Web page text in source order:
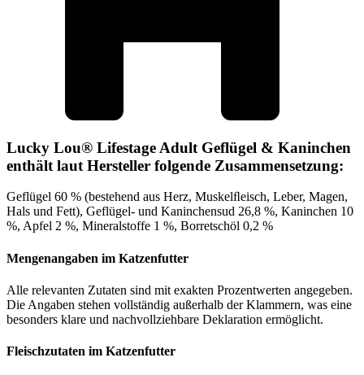
Lucky Lou® Lifestage Adult Geflügel & Kaninchen
enthält laut Hersteller folgende Zusammensetzung:
Geflügel 60 % (bestehend aus Herz, Muskelﬂeisch, Leber, Magen,
Hals und Fett), Geflügel- und Kaninchensud 26,8 %, Kaninchen 10
%, Apfel 2 %, Mineralstoffe 1 %, Borretschöl 0,2 %
Mengenangaben im Katzenfutter
Alle relevanten Zutaten sind mit exakten Prozentwerten angegeben.
Die Angaben stehen vollständig außerhalb der Klammern, was eine
besonders klare und nachvollziehbare Deklaration ermöglicht.
Fleischzutaten im Katzenfutter